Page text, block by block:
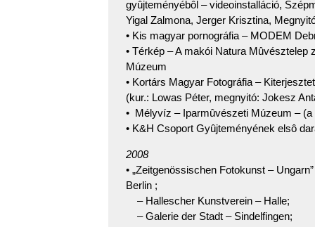
gyûjteményébôl – videoinstalláció,
Yigal Zalmona, Jerger Krisztina,
• Kis magyar pornográfia – MODEM
• Térkép – A makói Natura
Múzeum
• Kortárs Magyar Fotográfia –
(kur.: Lowas Péter, megnyitó: Jokesz
• Mélyvíz – Iparmûvészeti Múzeum – (a
• K&H Csoport Gyûjteményének elsô
2008
• „Zeitgenössischen Fotokunst –
Berlin ;
– Hallescher Kunstverein – Halle;
– Galerie der Stadt – Sindelfingen;